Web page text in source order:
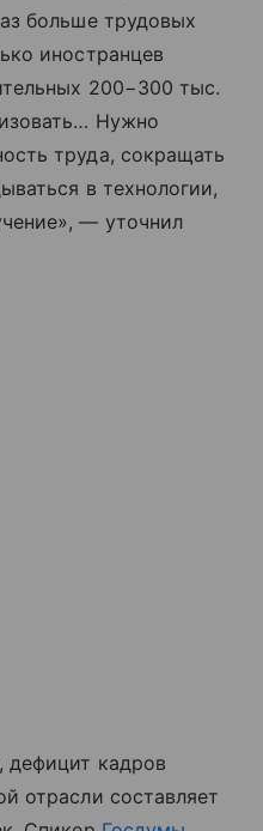
больше трудовых
иностранцев
200−300 тыс.
Нужно
труда, сокращать
в технологии,
— уточнил
дефицит кадров
отрасли составляет